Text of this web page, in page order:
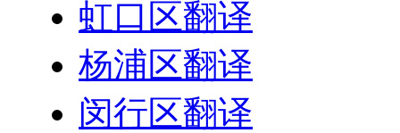
虹口区翻译
杨浦区翻译
闵行区翻译